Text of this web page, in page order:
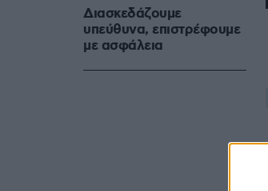
Διασκεδάζουμε
υπεύθυνα, επιστρέφουμε
με ασφάλεια